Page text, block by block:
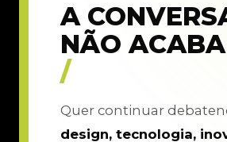
A
NÃO
/
Quer continuar
design, tecnologia,